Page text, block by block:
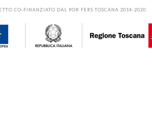
CO-FINANZIATO DAL POR FERS TOSCANA 2014-2020